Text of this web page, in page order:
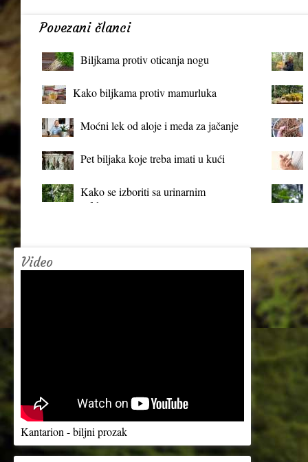
Povezani članci
Biljkama protiv oticanja nogu
Kako biljkama protiv mamurluka
Moćni lek od aloje i meda za jačanje
Pet biljaka koje treba imati u kući
Kako se izboriti sa urinarnim
infekcijama?
Video
Kantarion - biljni prozak